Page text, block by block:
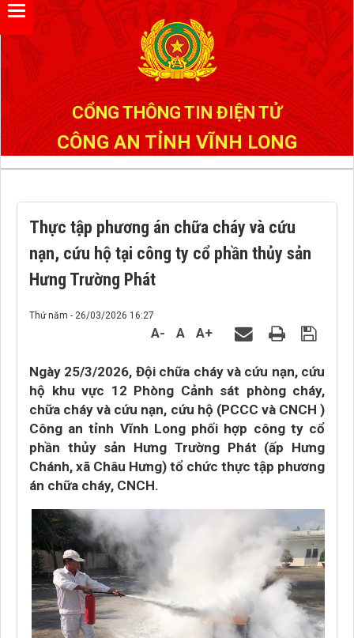
CỔNG THÔNG TIN ĐIỆN TỬ
CÔNG AN TỈNH VĨNH LONG
Thực tập phương án chữa cháy và cứu
nạn, cứu hộ tại công ty cổ phần thủy sản
Hưng Trường Phát
Thứ năm - 26/03/2026 16:27
A- A A+
Ngày 25/3/2026, Đội chữa cháy và cứu nạn, cứu
hộ khu vực 12 Phòng Cảnh sát phòng cháy,
chữa cháy và cứu nạn, cứu hộ (PCCC và CNCH )
Công an tỉnh Vĩnh Long phối hợp công ty cổ
phần thủy sản Hưng Trường Phát (ấp Hưng
Chánh, xã Châu Hưng) tổ chức thực tập phương
án chữa cháy, CNCH.